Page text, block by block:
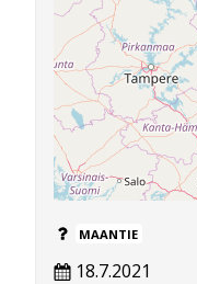
MAANTIE
18.7.2021